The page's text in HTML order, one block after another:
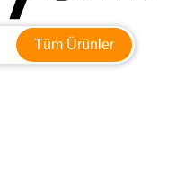
Tüm Ürünler